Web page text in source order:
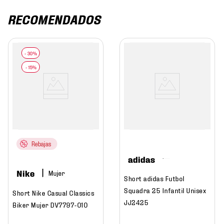
RECOMENDADOS
Rebajas
Nike Mujer
Short Nike Casual Classics
Biker Mujer DV7797-010
adidas
Short adidas Futbol
Squadra 25 Infantil Unisex
JJ2425